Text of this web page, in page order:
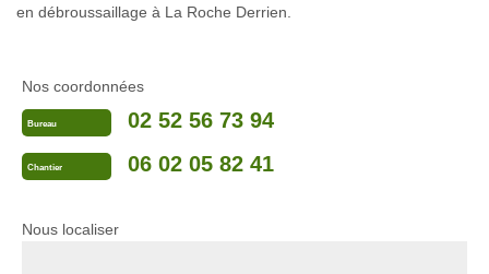
en débroussaillage à La Roche Derrien.
Nos coordonnées
Bureau 02 52 56 73 94
Chantier 06 02 05 82 41
Nous localiser